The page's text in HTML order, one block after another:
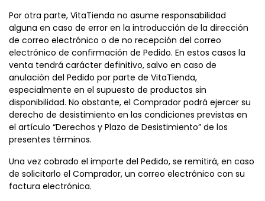
Por otra parte, VitaTienda no asume responsabilidad
alguna en caso de error en la introducción de la dirección
de correo electrónico o de no recepción del correo
electrónico de confirmación de Pedido. En estos casos la
venta tendrá carácter definitivo, salvo en caso de
anulación del Pedido por parte de VitaTienda,
especialmente en el supuesto de productos sin
disponibilidad. No obstante, el Comprador podrá ejercer su
derecho de desistimiento en las condiciones previstas en
el artículo “Derechos y Plazo de Desistimiento” de los
presentes términos.
Una vez cobrado el importe del Pedido, se remitirá, en caso
de solicitarlo el Comprador, un correo electrónico con su
factura electrónica.